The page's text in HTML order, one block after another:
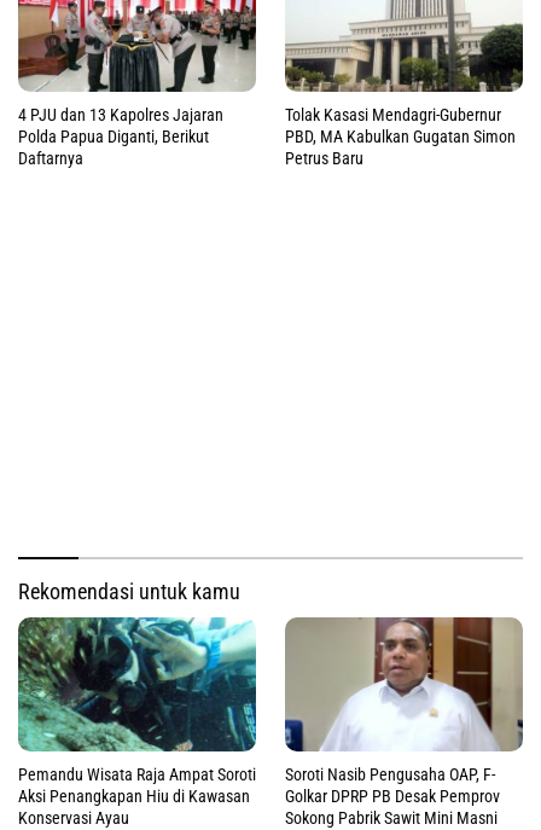
4 PJU dan 13 Kapolres Jajaran
Polda Papua Diganti, Berikut
Daftarnya
Tolak Kasasi Mendagri-Gubernur
PBD, MA Kabulkan Gugatan Simon
Petrus Baru
Rekomendasi untuk kamu
Pemandu Wisata Raja Ampat Soroti
Aksi Penangkapan Hiu di Kawasan
Konservasi Ayau
Soroti Nasib Pengusaha OAP, F-
Golkar DPRP PB Desak Pemprov
Sokong Pabrik Sawit Mini Masni